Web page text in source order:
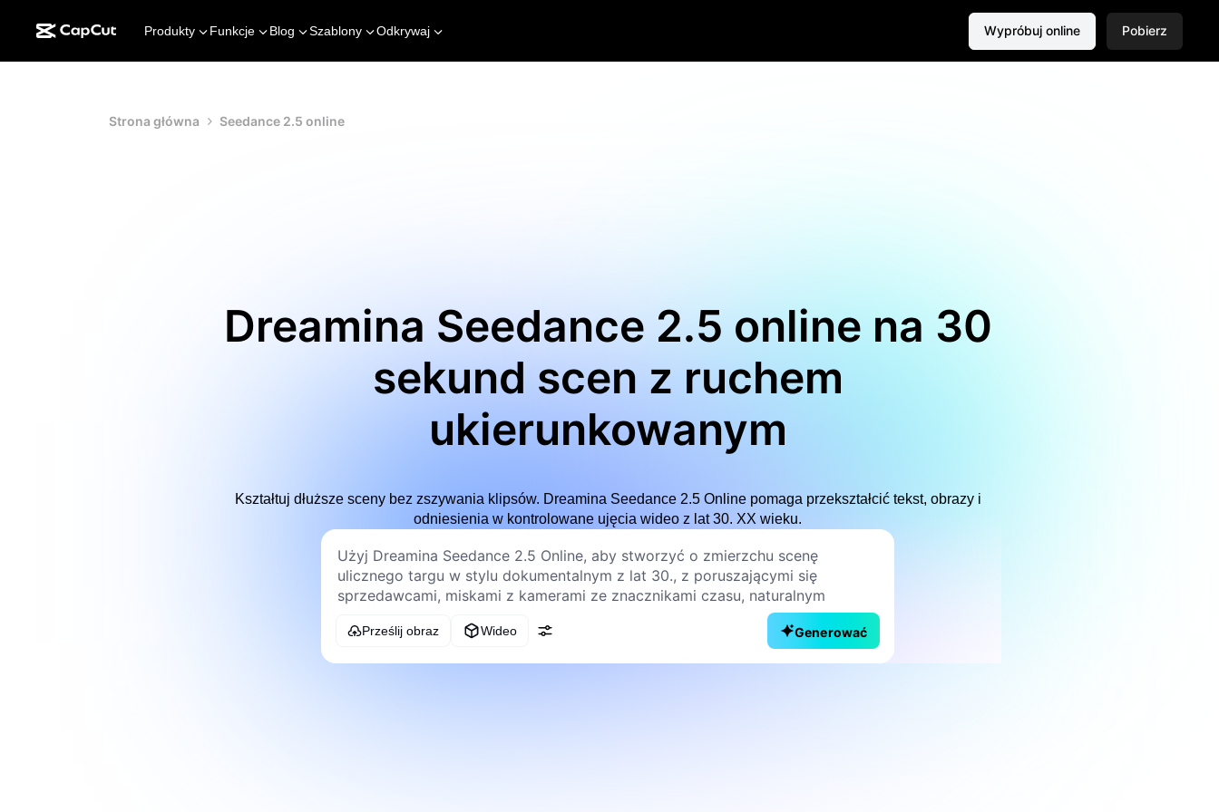
Produkty Funkcje Blog Szablony Odkrywaj Wypróbuj online Pobierz
Strona główna Seedance 2.5 online
Dreamina Seedance 2.5 online na 30
sekund scen z ruchem
ukierunkowanym
Kształtuj dłuższe sceny bez zszywania klipsów. Dreamina Seedance 2.5 Online pomaga przekształcić tekst, obrazy i
odniesienia w kontrolowane ujęcia wideo z lat 30. XX wieku.
Prześlij obraz Wideo Generować